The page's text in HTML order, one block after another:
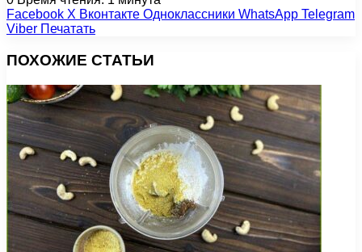
Facebook X Вконтакте Одноклассники WhatsApp Telegram
Viber Печатать
ПОХОЖИЕ СТАТЬИ